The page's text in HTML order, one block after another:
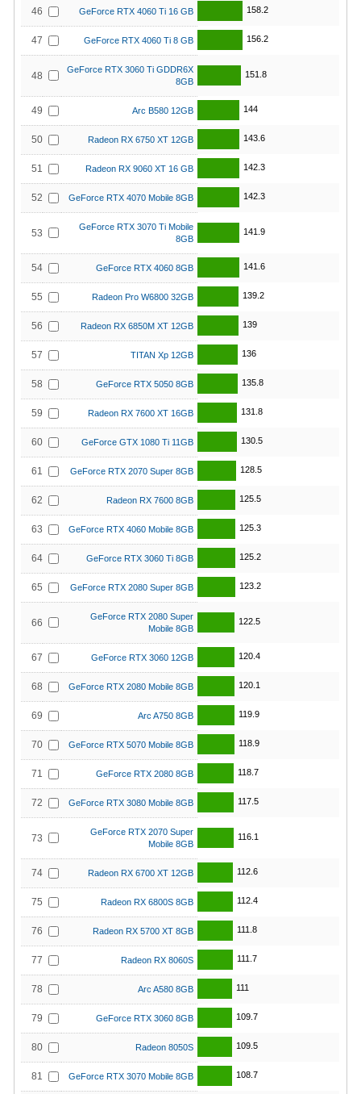
46 GeForce RTX 4060 Ti 16 GB 158.2
47 GeForce RTX 4060 Ti 8 GB 156.2
48
GeForce RTX 3060 Ti GDDR6X
8GB
151.8
49 Arc B580 12GB 144
50 Radeon RX 6750 XT 12GB 143.6
51 Radeon RX 9060 XT 16 GB 142.3
52 GeForce RTX 4070 Mobile 8GB 142.3
53
GeForce RTX 3070 Ti Mobile
8GB
141.9
54 GeForce RTX 4060 8GB 141.6
55 Radeon Pro W6800 32GB 139.2
56 Radeon RX 6850M XT 12GB 139
57 TITAN Xp 12GB 136
58 GeForce RTX 5050 8GB 135.8
59 Radeon RX 7600 XT 16GB 131.8
60 GeForce GTX 1080 Ti 11GB 130.5
61 GeForce RTX 2070 Super 8GB 128.5
62 Radeon RX 7600 8GB 125.5
63 GeForce RTX 4060 Mobile 8GB 125.3
64 GeForce RTX 3060 Ti 8GB 125.2
65 GeForce RTX 2080 Super 8GB 123.2
66
GeForce RTX 2080 Super
Mobile 8GB
122.5
67 GeForce RTX 3060 12GB 120.4
68 GeForce RTX 2080 Mobile 8GB 120.1
69 Arc A750 8GB 119.9
70 GeForce RTX 5070 Mobile 8GB 118.9
71 GeForce RTX 2080 8GB 118.7
72 GeForce RTX 3080 Mobile 8GB 117.5
73
GeForce RTX 2070 Super
Mobile 8GB
116.1
74 Radeon RX 6700 XT 12GB 112.6
75 Radeon RX 6800S 8GB 112.4
76 Radeon RX 5700 XT 8GB 111.8
77 Radeon RX 8060S 111.7
78 Arc A580 8GB 111
79 GeForce RTX 3060 8GB 109.7
80 Radeon 8050S 109.5
81 GeForce RTX 3070 Mobile 8GB 108.7